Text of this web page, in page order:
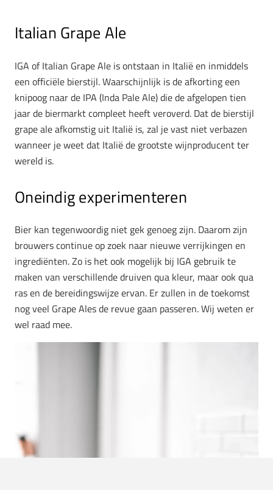
Italian Grape Ale
IGA of Italian Grape Ale is ontstaan in Italië en inmiddels
een officiële bierstijl. Waarschijnlijk is de afkorting een
knipoog naar de IPA (Inda Pale Ale) die de afgelopen tien
jaar de biermarkt compleet heeft veroverd. Dat de bierstijl
grape ale afkomstig uit Italië is, zal je vast niet verbazen
wanneer je weet dat Italië de grootste wijnproducent ter
wereld is.
Oneindig experimenteren
Bier kan tegenwoordig niet gek genoeg zijn. Daarom zijn
brouwers continue op zoek naar nieuwe verrijkingen en
ingrediënten. Zo is het ook mogelijk bij IGA gebruik te
maken van verschillende druiven qua kleur, maar ook qua
ras en de bereidingswijze ervan. Er zullen in de toekomst
nog veel Grape Ales de revue gaan passeren. Wij weten er
wel raad mee.